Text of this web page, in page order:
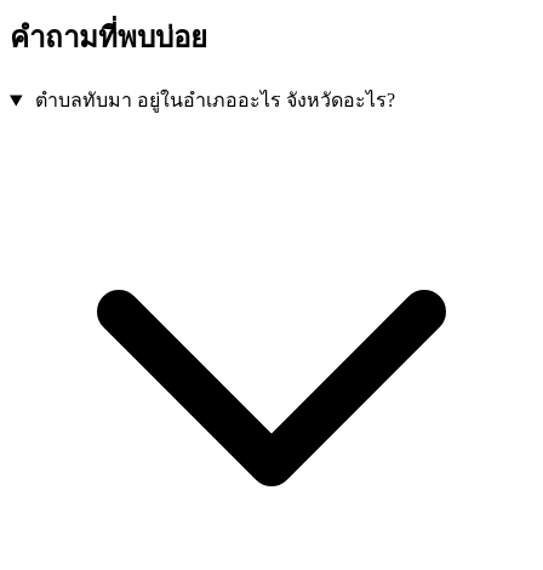
คำถามที่พบบ่อย
ตำบลทับมา อยู่ในอำเภออะไร จังหวัดอะไร?